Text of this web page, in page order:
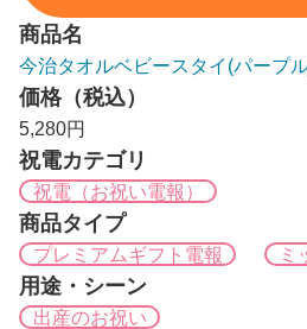
商品名
今治タオルベビースタイ(パープ
価格（税込）
5,280円
祝電カテゴリ
祝電（お祝い電報）
商品タイプ
プレミアムギフト電報 ミ
用途・シーン
出産のお祝い